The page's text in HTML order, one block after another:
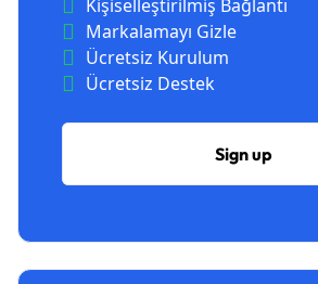
Kişiselleştirilmiş Bağlantı
Markalamayı Gizle
Ücretsiz Kurulum
Ücretsiz Destek
Sign up